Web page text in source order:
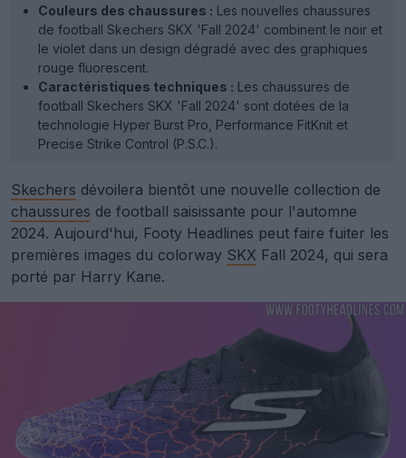
Couleurs des chaussures : Les nouvelles chaussures
de football Skechers SKX 'Fall 2024' combinent le noir et
le violet dans un design dégradé avec des graphiques
rouge fluorescent.
Caractéristiques techniques : Les chaussures de
football Skechers SKX 'Fall 2024' sont dotées de la
technologie Hyper Burst Pro, Performance FitKnit et
Precise Strike Control (P.S.C.).
Skechers dévoilera bientôt une nouvelle collection de
chaussures de football saisissante pour l'automne
2024. Aujourd'hui, Footy Headlines peut faire fuiter les
premières images du colorway SKX Fall 2024, qui sera
porté par Harry Kane.